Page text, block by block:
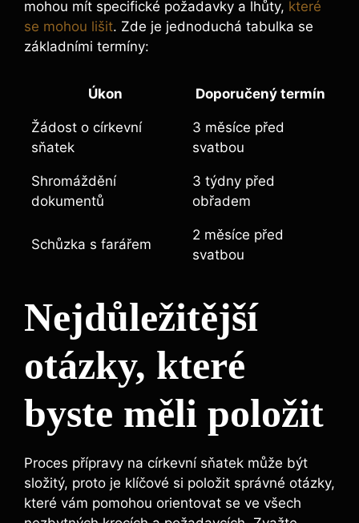
mohou mít specifické požadavky a lhůty, které
se mohou lišit. Zde je jednoduchá tabulka se
základními termíny:
Úkon Doporučený termín
Žádost o církevní
sňatek
3 měsíce před
svatbou
Shromáždění
dokumentů
3 týdny před
obřadem
Schůzka s farářem
2 měsíce před
svatbou
Nejdůležitější
otázky, které
byste měli položit
Proces přípravy na církevní sňatek může být
složitý, proto je klíčové si položit správné otázky,
které vám pomohou orientovat se ve všech